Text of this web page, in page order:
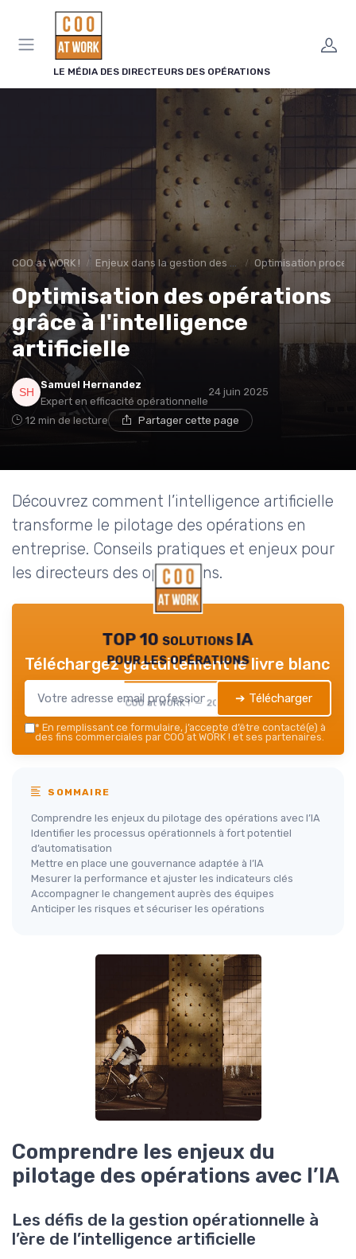
LE MÉDIA DES DIRECTEURS DES OPÉRATIONS
COO at WORK ! Enjeux dans la gestion des opérations Optimisation
Optimisation des opérations
grâce à l'intelligence
artificielle
Samuel Hernandez
Expert en efficacité opérationnelle
24 juin 2025
12 min de lecture Partager cette page
Découvrez comment l’intelligence artificielle
transforme le pilotage des opérations en
entreprise. Conseils pratiques et enjeux pour
les directeurs des opérations.
TOP 10 solutions IA
pour les opérations
COO at WORK ! — 2026
Téléchargez gratuitement le livre blanc
➔ Télécharger
* En remplissant ce formulaire, j’accepte d’être contacté(e) à
des fins commerciales par COO at WORK ! et ses partenaires.
SOMMAIRE
Comprendre les enjeux du pilotage des opérations avec l’IA
Identifier les processus opérationnels à fort potentiel
d’automatisation
Mettre en place une gouvernance adaptée à l’IA
Mesurer la performance et ajuster les indicateurs clés
Accompagner le changement auprès des équipes
Anticiper les risques et sécuriser les opérations
Comprendre les enjeux du
pilotage des opérations avec l’IA
Les défis de la gestion opérationnelle à
l’ère de l’intelligence artificielle
Panneau de gestion des cookies